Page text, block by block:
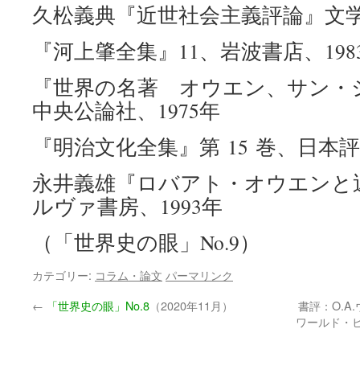
久松義典『近世社会主義評論』文
『河上肇全集』11、岩波書店、
『世界の名著 オウエン、サン
中央公論社、1975年
『明治文化全集』第 15 巻、日本
永井義雄『ロバアト・オウエン
ルヴァ書房、1993年
（「世界史の眼」No.9）
カテゴリー: コラム・論文 パーマリンク
←
「世界史の眼」No.8 （2020年11月）
書評：
ワールド・